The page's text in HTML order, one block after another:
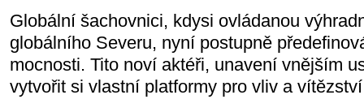
Globální šachovnici, kdysi ovládanou
globálního Severu, nyní postupně
mocnosti. Tito noví aktéři, unavení vnějším
vytvořit si vlastní platformy pro vliv a